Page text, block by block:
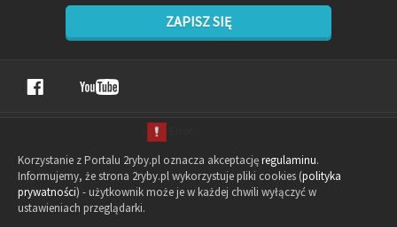
ZAPISZ SIĘ
Korzystanie z Portalu 2ryby.pl oznacza akceptacjęregulaminu.
Informujemy, że strona 2ryby.pl wykorzystuje pliki cookies (polityka
prywatności) - użytkownik może je w każdej chwili wyłączyć w
ustawieniach przeglądarki.